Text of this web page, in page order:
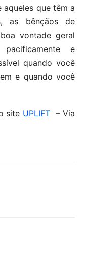
que têm a
as bênçãos de
vontade geral
e
quando você
e quando você
site UPLIFT – Via